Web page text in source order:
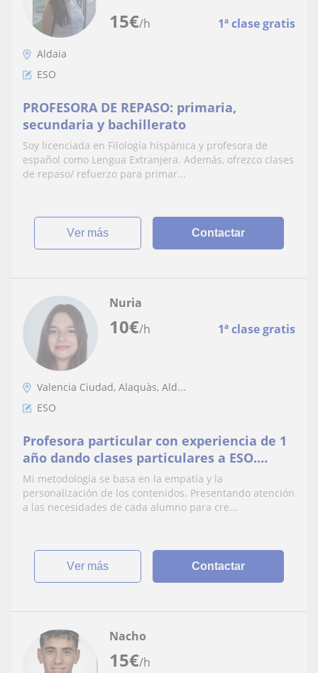
15€/h 1ª clase gratis
Aldaia
ESO
PROFESORA DE REPASO: primaria,
secundaria y bachillerato
Soy licenciada en Filología hispánica y profesora de
español como Lengua Extranjera. Además, ofrezco clases
de repaso/ refuerzo para primar...
ver más Contactar
10€/h 1ª clase gratis
Nuria
Valencia Ciudad, Alaquàs, Ald...
ESO
Profesora particular con experiencia de 1
año dando clases particulares a ESO.
Imparto clases de forma online y
presencial
Mi metodología se basa en la empatía y la
personalización de los contenidos. Presentando atención
a las necesidades de cada alumno para cre...
ver más Contactar
15€/h
Nacho